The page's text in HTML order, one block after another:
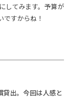
してみます。予算が
すからね！
出。今回は人感と